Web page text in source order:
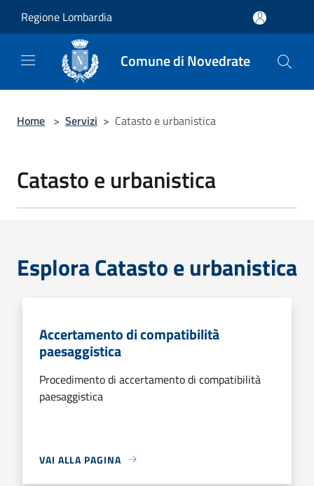
Regione Lombardia
Comune di Novedrate
Home > Servizi > Catasto e urbanistica
Catasto e urbanistica
Esplora Catasto e urbanistica
Accertamento di compatibilità
paesaggistica
Procedimento di accertamento di compatibilità
paesaggistica
VAI ALLA PAGINA